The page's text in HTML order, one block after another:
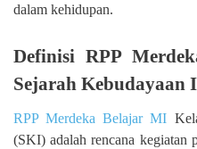
dalam kehidupan.
Definisi RPP
Sejarah Kebudayaan
RPP Merdeka Belajar MI
(SKI) adalah rencana kegiatan